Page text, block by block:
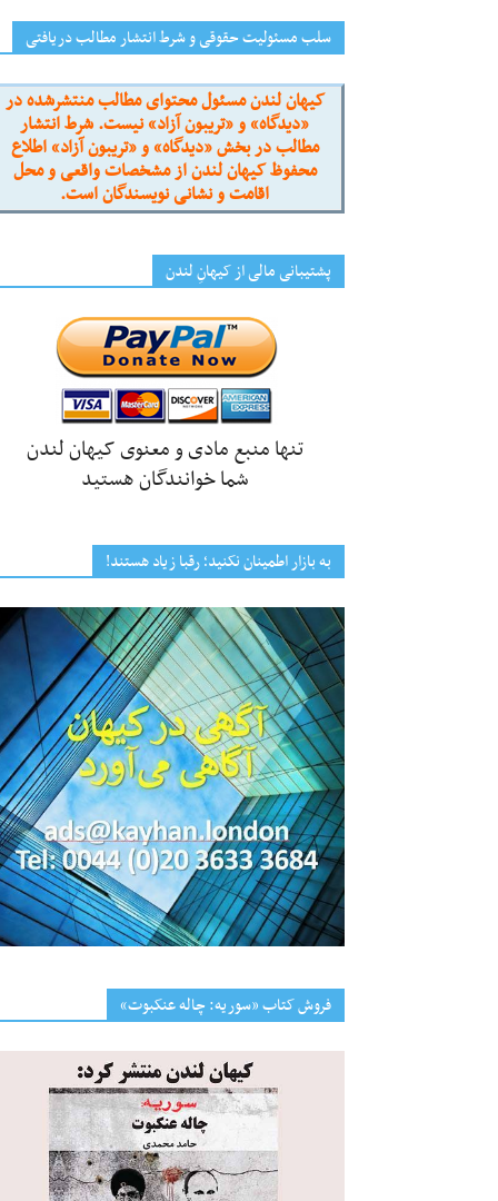
سلب مسئولیت حقوقی و شرط انتشار مطالب دریافتی
کیهان لندن مسئول محتوای مطالب منتشرشده در
«دیدگاه» و «تریبون آزاد» نیست. شرط انتشار
مطالب در بخش «دیدگاه» و «تریبون آزاد» اطلاع
محفوظ کیهان لندن از مشخصات واقعی و محل
اقامت و نشانی نویسندگان است.
پشتیبانی مالی از کیهانِ لندن
تنها منبع مادی و معنوی کیهان لندن
شما خوانندگان هستید
به بازار اطمینان نکنید؛ رقبا زیاد هستند!
فروش کتاب «سوریه: چاله عنکبوت»